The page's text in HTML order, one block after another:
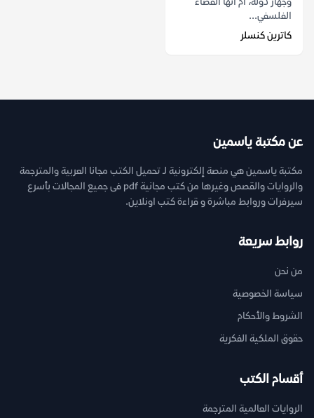
وجهاز دولة، أم أنها الفضاء
الفلسفي...
كاترين كنسلر
عن مكتبة ياسمين
مكتبة ياسمين هي منصة إلكترونية لـ تحميل الكتب مجانا العربية والمترجمة
والروايات والقصص وغيرها من كتب مجانية pdf فى جميع المجالات بأسرع
سيرفرات وروابط مباشرة و قراءة كتب اونلاين.
روابط سريعة
من نحن
سياسة الخصوصية
الشروط والأحكام
حقوق الملكية الفكرية
أقسام الكتب
الروايات العالمية المترجمة